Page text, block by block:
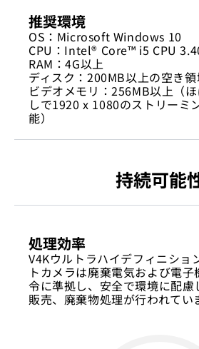
推奨環境
OS：Microsoft Windows 10
CPU：Intel® Core™ i5 CPU
RAM：4G以上
ディスク：200MB以上の空き
ビデオメモリ：256MB以上（
しで1920 x 1080のストリーミ
能）
持続可能
処理効率
V4Kウルトラハイデフィニショ
トカメラは廃棄電気および電子
令に準拠し、安全で環境に配慮
販売、廃棄物処理が行われてい